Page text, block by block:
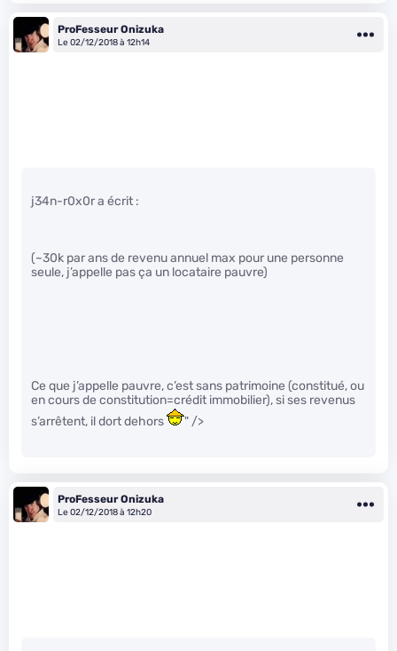
ProFesseur Onizuka
Le 02/12/2018 à 12h14
j34n-r0x0r a écrit :
(~30k par ans de revenu annuel max pour une personne
seule, j’appelle pas ça un locataire pauvre)
Ce que j’appelle pauvre, c’est sans patrimoine (constitué, ou
en cours de constitution=crédit immobilier), si ses revenus
s’arrêtent, il dort dehors
" />
ProFesseur Onizuka
Le 02/12/2018 à 12h20